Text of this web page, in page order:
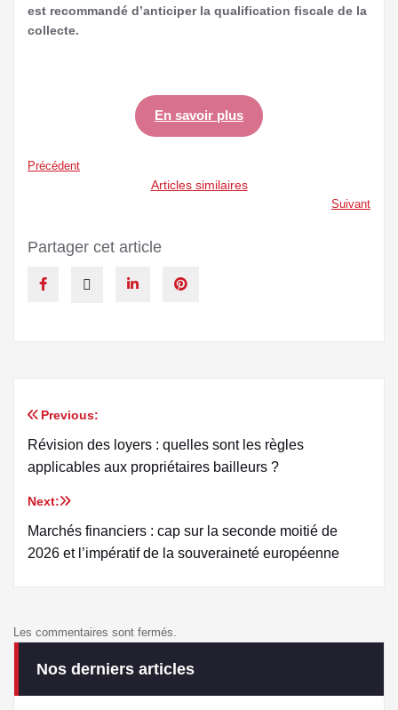
est recommandé d’anticiper la qualification fiscale de la
collecte.
En savoir plus
Précédent
Articles similaires
Suivant
Partager cet article
Previous:
Révision des loyers : quelles sont les règles
applicables aux propriétaires bailleurs ?
Next:
Marchés financiers : cap sur la seconde moitié de
2026 et l’impératif de la souveraineté européenne
Les commentaires sont fermés.
Nos derniers articles